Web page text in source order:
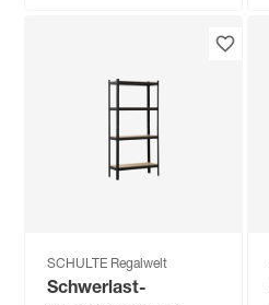
SCHULTE Regalwelt
Schwerlast-